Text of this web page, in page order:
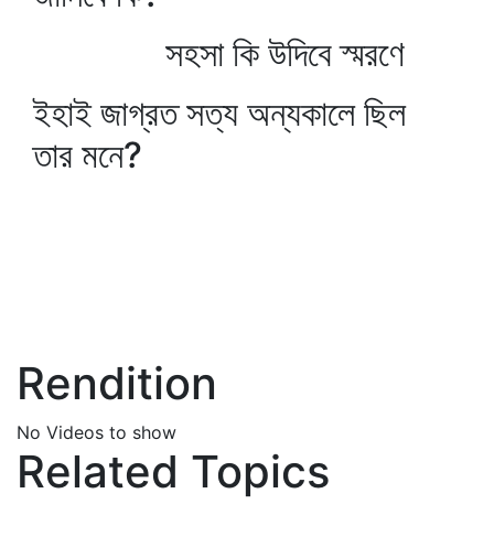
সহসা কি উদিবে স্মরণে
ইহাই জাগ্রত সত্য অন্যকালে ছিল
তার মনে?
Rendition
No Videos to show
Related Topics